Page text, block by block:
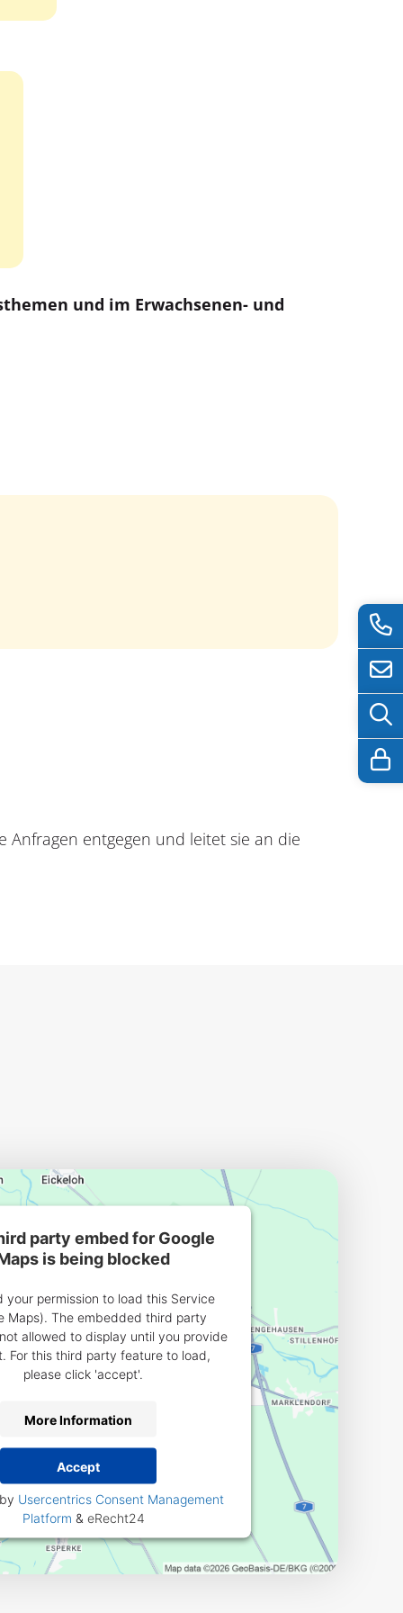
und im Erwachsenen- und
Anfragen entgegen und leitet sie an die
party embed for Google
is being blocked
your permission to load this Service
Maps). The embedded third party
allowed to display until you provide
For this third party feature to load,
please click 'accept'.
More Information
Accept
Usercentrics Consent Management
Platform & eRecht24